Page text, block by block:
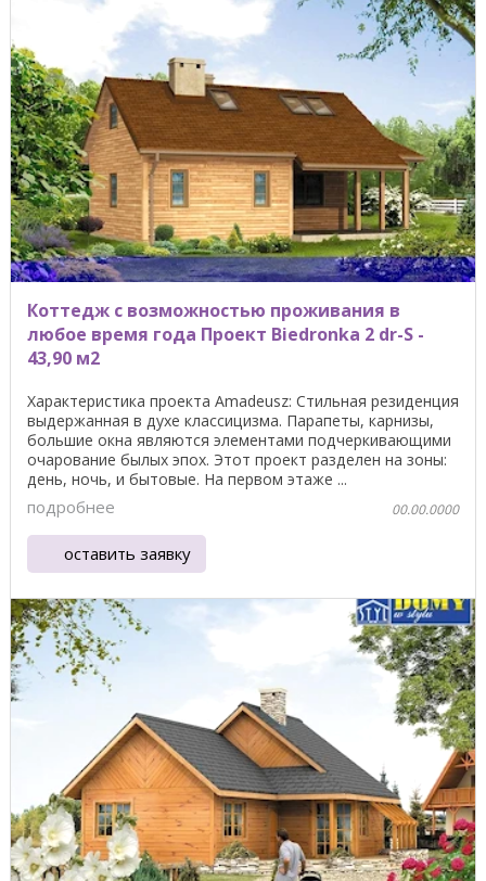
Коттедж с возможностью проживания в
любое время года Проект Biedronka 2 dr-S -
43,90 м2
Характеристика проекта Amadeusz: Стильная резиденция
выдержанная в духе классицизма. Парапеты, карнизы,
большие окна являются элементами подчеркивающими
очарование былых эпох. Этот проект разделен на зоны:
день, ночь, и бытовые. На первом этаже ...
подробнее 00.00.0000
оставить заявку